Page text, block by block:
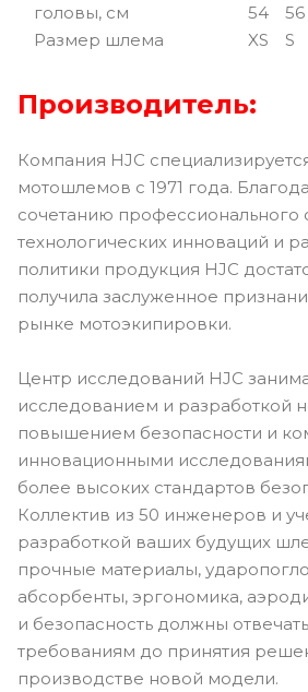
головы, см 54 56
Размер шлема
XS S
Производитель:
Компания HJC
мотошлемов с 1971 года.
сочетанию профессионального
технологических инноваций и
политики продукция HJC
получила заслуженное
рынке мотоэкипировки.
Центр исследований HJC
исследованием и разработкой
повышением безопасности и
инновационными
более высоких стандартов
Коллектив из 50 инженеров и
разработкой ваших будущих
прочные материалы,
абсорбенты, эргономика,
и безопасность должны
требованиям до принятия
производстве новой модели.